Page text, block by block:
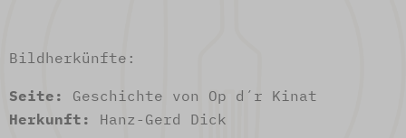
Bildherkünfte:
Seite:
Geschichte von Op d´r Kinat
Herkunft:
Hanz-Gerd Dick